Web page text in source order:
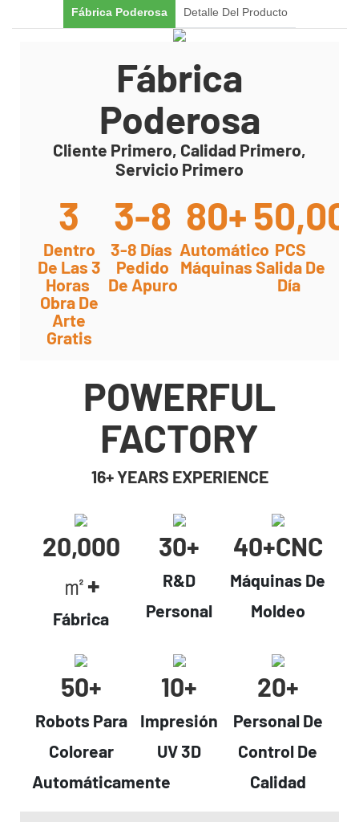
Fábrica Poderosa Detalle Del Producto
Fábrica
Poderosa
Cliente Primero, Calidad Primero,
Servicio Primero
3
Dentro
De Las 3
Horas
Obra De
Arte
Gratis
3-8
3-8 Días
Pedido
De Apuro
80+
Automático
Máquinas
PCS
Salida De
Día
POWERFUL
FACTORY
16+ YEARS EXPERIENCE
20,000
㎡+
Fábrica
30+
R&D
Personal
40+CNC
Máquinas De
Moldeo
50+
Robots Para
Colorear
Automáticamente
10+
Impresión
UV 3D
20+
Personal De
Control De
Calidad